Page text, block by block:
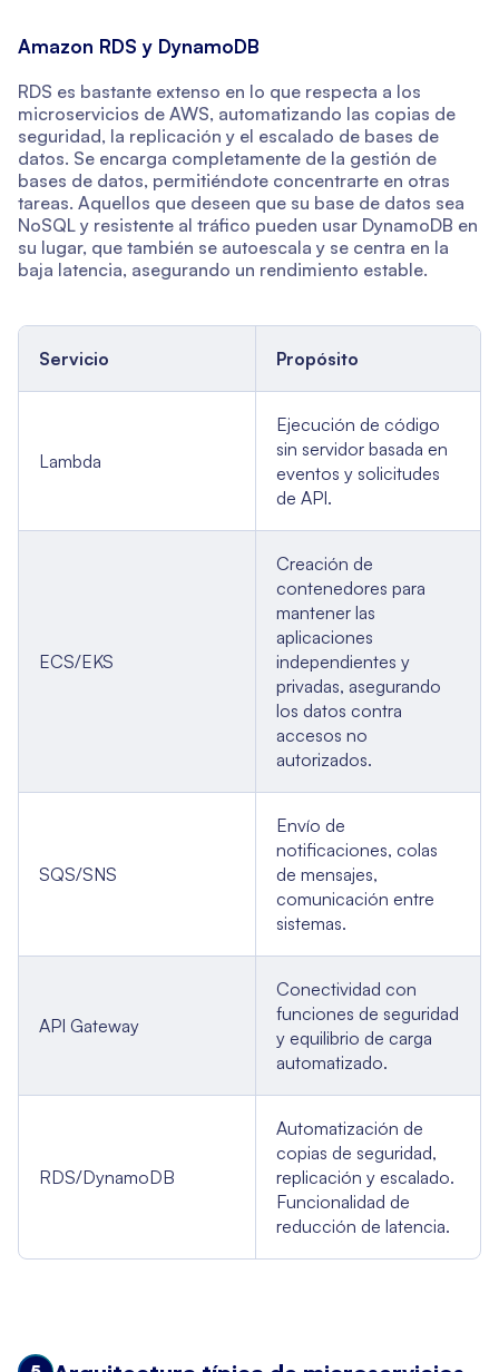
Amazon RDS y DynamoDB
RDS es bastante extenso en lo que respecta a los
microservicios de AWS, automatizando las copias de
seguridad, la replicación y el escalado de bases de
datos. Se encarga completamente de la gestión de
bases de datos, permitiéndote concentrarte en otras
tareas. Aquellos que deseen que su base de datos sea
NoSQL y resistente al tráfico pueden usar DynamoDB en
su lugar, que también se autoescala y se centra en la
baja latencia, asegurando un rendimiento estable.
Servicio Propósito
Lambda
Ejecución de código
sin servidor basada en
eventos y solicitudes
de API.
ECS/EKS
Creación de
contenedores para
mantener las
aplicaciones
independientes y
privadas, asegurando
los datos contra
accesos no
autorizados.
SQS/SNS
Envío de
notificaciones, colas
de mensajes,
comunicación entre
sistemas.
API Gateway
Conectividad con
funciones de seguridad
y equilibrio de carga
automatizado.
RDS/DynamoDB
Automatización de
copias de seguridad,
replicación y escalado.
Funcionalidad de
reducción de latencia.